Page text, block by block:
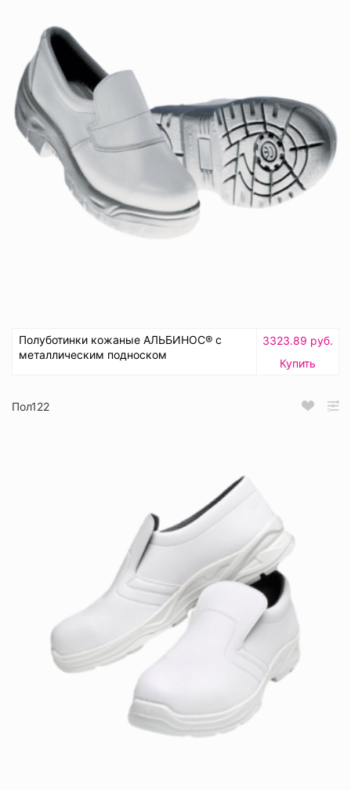
Полуботинки кожаные АЛЬБИНОС® с
металлическим подноском
3323.89 руб.
Купить
Пол122